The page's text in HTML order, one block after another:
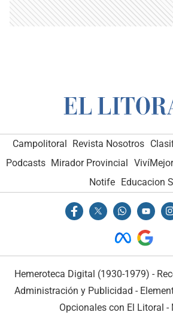
Campolitoral Revista Nosotros
Podcasts Mirador Provincial
Notife Educacion
Hemeroteca Digital (1930-1979) -
Administración y Publicidad -
Opcionales con El Litoral -